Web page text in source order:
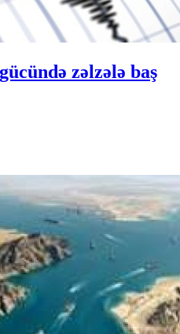
zəlzələ baş